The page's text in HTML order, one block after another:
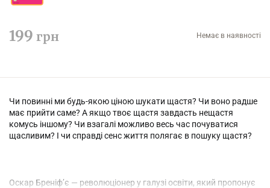
199 грн Немає в наявності
Чи повинні ми будь-якою ціною шукати щастя? Чи воно радше
має прийти саме? А якщо твоє щастя завдасть нещастя
комусь іншому? Чи взагалі можливо весь час почуватися
щасливим? І чи справді сенс життя полягає в пошуку щастя?
Оскар Бреніф’є — революціонер у галузі освіти, який пропонує